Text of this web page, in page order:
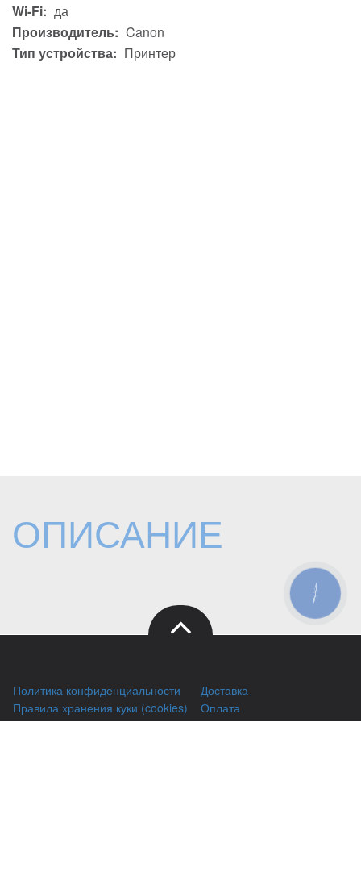
Wi-Fi: да
Производитель: Canon
Тип устройства: Принтер
ОПИСАНИЕ
Политика конфиденциальности
Правила хранения куки (cookies)
Публичный договор
Доставка
Оплата
КНОПКА
ЗВ'ЯЗКУ